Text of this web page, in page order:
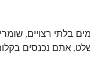
בלתי רצויים,
אתם נכנסים